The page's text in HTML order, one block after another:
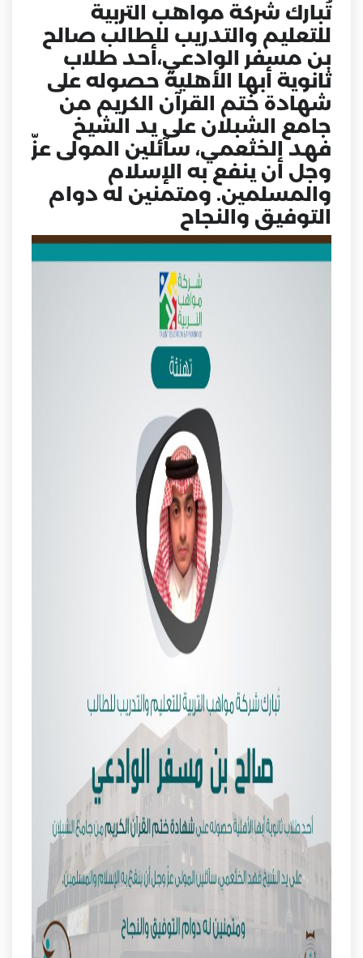
تُبارك شركة مواهب التربية
للتعليم والتدريب للطالب صالح
بن مسفر الوادعي،أحد طلاب
ثانوية أبها الأهلية حصوله على
شهادة ختم القرآن الكريم من
جامع الشبلان على يد الشيخ
فهد الخثعمي، سآئلين المولى عزّ
وجل أن ينفع به الإسلام
والمسلمين. ومتمنين له دوام
التوفيق والنجاح